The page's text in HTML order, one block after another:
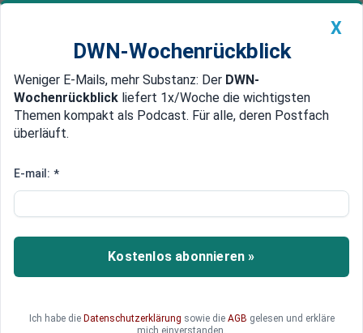
Newsticker MEIN DWN: Geldanlage Premium
Edelmetalle DWN-Magazin China
Inflation wird steigen
Bundesbank fordert Ausstieg
aus der lockeren Geld-Politik
Bundesbank-Präsident Jens Weidmann sieht
steigen bereits wieder. Die Zentralbanken sollten
X
DWN-Wochenrückblick
Weniger E-Mails, mehr Substanz: Der DWN-
Wochenrückblick liefert 1x/Woche die wichtigsten
Themen kompakt als Podcast. Für alle, deren Postfach
überläuft.
E-mail: *
Kostenlos abonnieren »
Ich habe die Datenschutzerklärung sowie die AGB gelesen und erkläre